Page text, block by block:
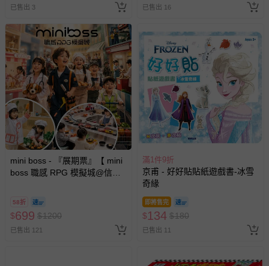
已售出 3 已售出 16
mini boss - 『展期票』【 mini
boss 職感 RPG 模擬城@信義
期作廢) (兒童票(2歲以上)贈一
名陪伴成人)
58折
$699 $1200
已售出 121
滿1件9折
京甫 - 好好貼貼紙遊戲書-冰雪
奇緣
即將售完
$134 $180
已售出 11